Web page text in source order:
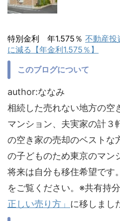
特別金利 年1.575％ 不動産投
に減る【年金利1.575％】
このブログについて
author:ななみ
相続した売れない地方の空
マンション、夫実家の計３
の空き家の売却のベストな
の子どものため東京のマン
将来は自分も移住希望です
をご覧ください。※共有持
正しい売り方」 に移しまし